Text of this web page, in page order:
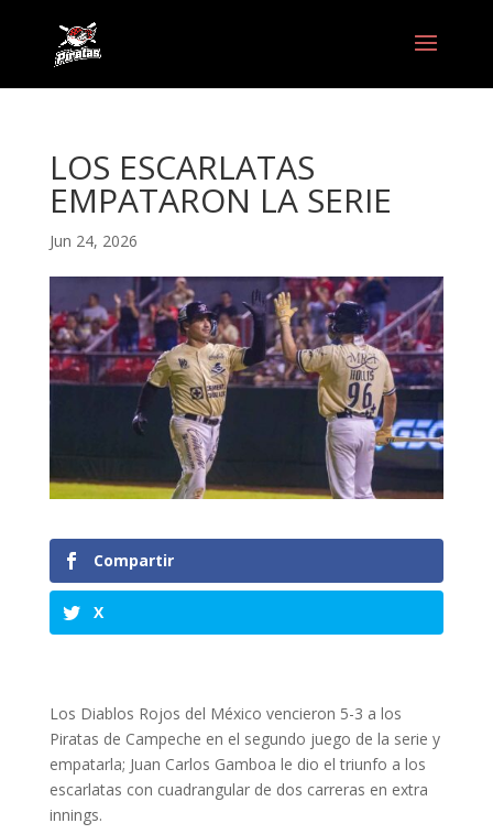
LOS ESCARLATAS
EMPATARON LA SERIE
Jun 24, 2026
Compartir
X
Los Diablos Rojos del México vencieron 5-3 a los
Piratas de Campeche en el segundo juego de la serie y
empatarla; Juan Carlos Gamboa le dio el triunfo a los
escarlatas con cuadrangular de dos carreras en extra
innings.